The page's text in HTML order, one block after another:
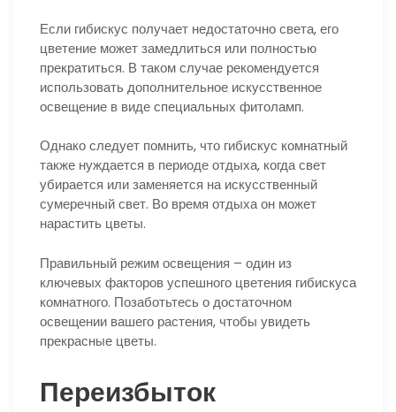
Если гибискус получает недостаточно света, его
цветение может замедлиться или полностью
прекратиться. В таком случае рекомендуется
использовать дополнительное искусственное
освещение в виде специальных фитоламп.
Однако следует помнить, что гибискус комнатный
также нуждается в периоде отдыха, когда свет
убирается или заменяется на искусственный
сумеречный свет. Во время отдыха он может
нарастить цветы.
Правильный режим освещения – один из
ключевых факторов успешного цветения гибискуса
комнатного. Позаботьтесь о достаточном
освещении вашего растения, чтобы увидеть
прекрасные цветы.
Переизбыток